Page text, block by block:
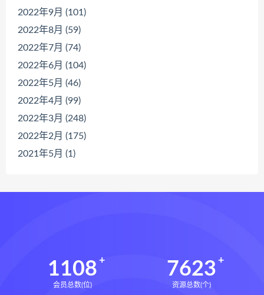
2022年9月 (101)
2022年8月 (59)
2022年7月 (74)
2022年6月 (104)
2022年5月 (46)
2022年4月 (99)
2022年3月 (248)
2022年2月 (175)
2021年5月 (1)
1108
会员总数(位)
7623
资源总数(个)